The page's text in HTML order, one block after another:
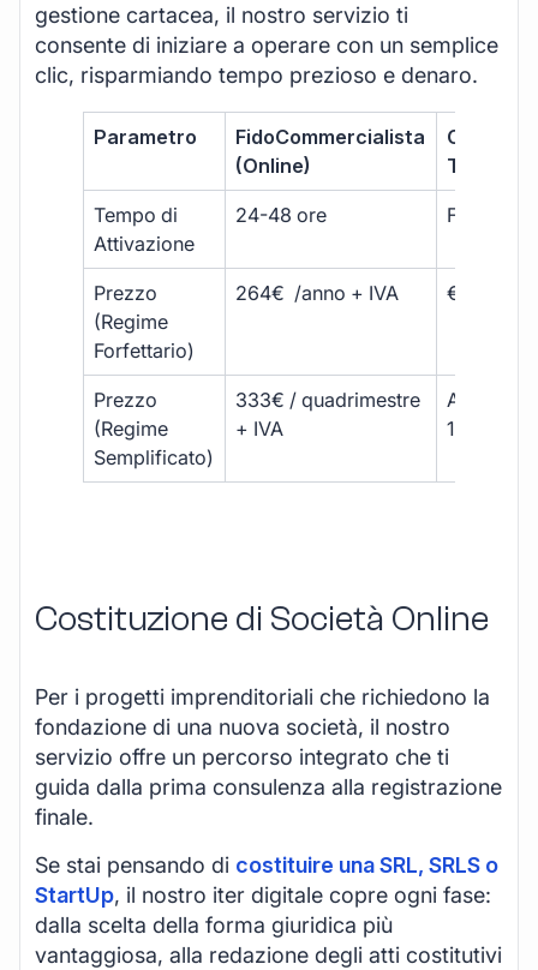
gestione cartacea, il nostro servizio ti
consente di iniziare a operare con un semplice
clic, risparmiando tempo prezioso e denaro.
Parametro
FidoCommercialista
(Online)
Tempo di
Attivazione
24-48 ore Fino a 30
Prezzo
(Regime
Forfettario)
264€ /anno + IVA €500 –
Prezzo
(Regime
Semplificato)
333€ / quadrimestre
+ IVA
A partire
1800 € +
Costituzione di Società Online
Per i progetti imprenditoriali che richiedono la
fondazione di una nuova società, il nostro
servizio offre un percorso integrato che ti
guida dalla prima consulenza alla registrazione
finale.
Se stai pensando di costituire una SRL, SRLS o
StartUp, il nostro iter digitale copre ogni fase:
dalla scelta della forma giuridica più
vantaggiosa, alla redazione degli atti costitutivi